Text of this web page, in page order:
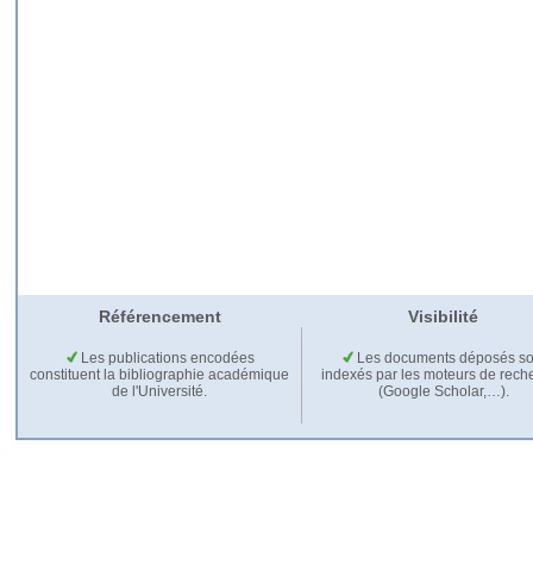
Référencement Visibilité
Les publications encodées
constituent la bibliographie académique
de l'Université.
Les documents déposés
indexés par les moteurs de
(Google Scholar,…).